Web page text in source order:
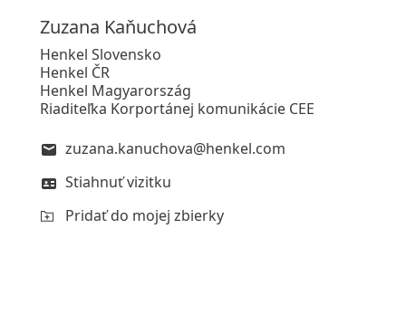
Zuzana Kaňuchová
Henkel Slovensko
Henkel ČR
Henkel Magyarország
Riaditeľka Korportánej komunikácie CEE
zuzana.kanuchova@henkel.com
Stiahnuť vizitku
Pridať do mojej zbierky